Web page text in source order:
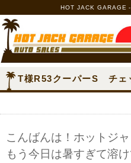
HOT JACK GARAGE -
T様R53クーパーS チェ
こんばんは！ホットジ
もう今日は暑すぎて溶